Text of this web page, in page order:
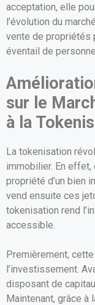
acceptation, elle
l’évolution du
vente de propriétés
éventail de
sur le
à la
La tokenisation
immobilier. En
propriété d’un bien
vend ensuite ces
tokenisation rend
accessible.
Premièrement,
l’investissement.
disposant de
Maintenant, grâce à